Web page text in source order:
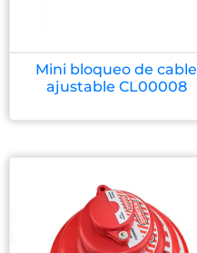
Mini bloqueo de cable
ajustable CL00008